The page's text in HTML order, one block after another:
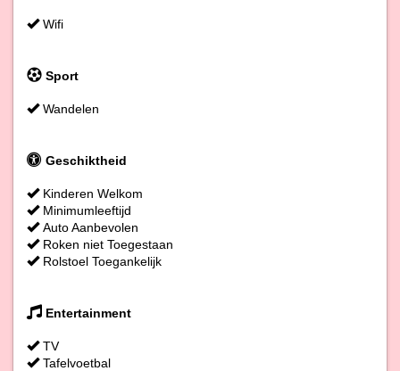
Wifi
Sport
Wandelen
Geschiktheid
Kinderen Welkom
Minimumleeftijd
Auto Aanbevolen
Roken niet Toegestaan
Rolstoel Toegankelijk
Entertainment
TV
Tafelvoetbal